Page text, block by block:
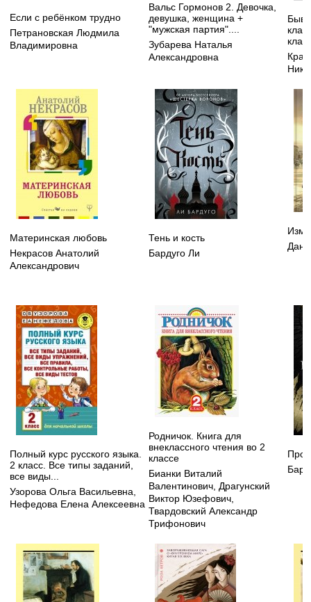
Если с ребёнком трудно
Петрановская Людмила
Владимировна
Вальс Гормонов 2. Девочка,
девушка, женщина +
"мужская партия"....
Зубарева Наталья
Александровна
Материнская любовь
Некрасов Анатолий
Александрович
Тень и кость
Бардуго Ли
Полный курс русского языка.
2 класс. Все типы заданий,
все виды...
Узорова Ольга Васильевна,
Нефедова Елена Алексеевна
Родничок. Книга для
внеклассного чтения во 2
классе
Бианки Виталий
Валентинович, Драгунский
Виктор Юзефович,
Твардовский Александр
Трифонович